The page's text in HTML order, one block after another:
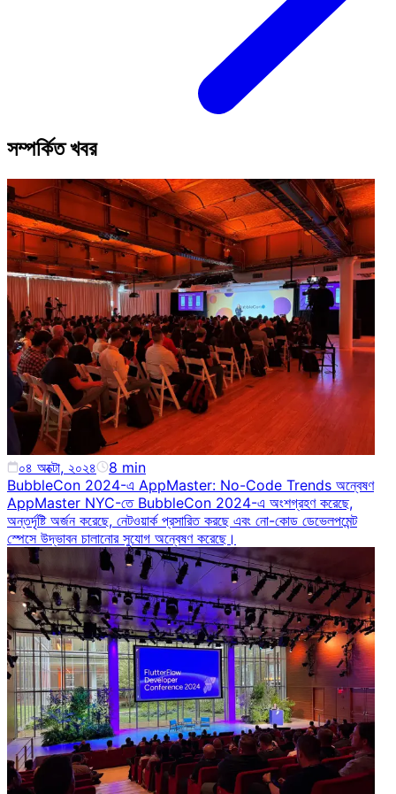
সম্পর্কিত খবর
০৪ অক্টো, ২০২৪ 8 min
BubbleCon 2024-এ AppMaster: No-Code Trends অন্বেষণ
AppMaster NYC-তে BubbleCon 2024-এ অংশগ্রহণ করেছে,
অন্তর্দৃষ্টি অর্জন করেছে, নেটওয়ার্ক প্রসারিত করছে এবং নো-কোড ডেভেলপমেন্ট
স্পেসে উদ্ভাবন চালানোর সুযোগ অন্বেষণ করেছে।